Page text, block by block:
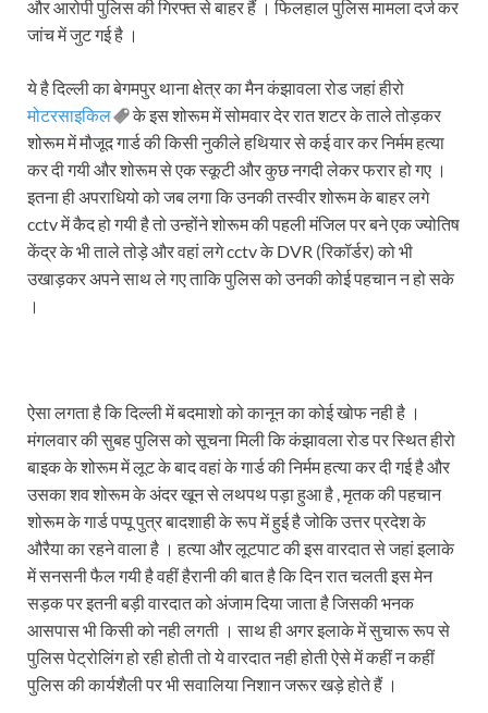
और आरोपी पुलिस की गिरफ्त से बाहर हैं । फिलहाल पुलिस मामला दर्ज कर
जांच में जुट गई है ।
ये है दिल्ली का बेगमपुर थाना क्षेत्र का मैन कंझावला रोड जहां हीरो
मोटरसाइकिल
के इस शोरूम में सोमवार देर रात शटर के ताले तोड़कर
शोरूम में मौजूद गार्ड की किसी नुकीले हथियार से कई वार कर निर्मम हत्या
कर दी गयी और शोरूम से एक स्कूटी और कुछ नगदी लेकर फरार हो गए ।
इतना ही अपराधियो को जब लगा कि उनकी तस्वीर शोरूम के बाहर लगे
cctv में कैद हो गयी है तो उन्होंने शोरूम की पहली मंजिल पर बने एक ज्योतिष
केंद्र के भी ताले तोड़े और वहां लगे cctv के DVR (रिकॉर्डर) को भी
उखाड़कर अपने साथ ले गए ताकि पुलिस को उनकी कोई पहचान न हो सके
।
ऐसा लगता है कि दिल्ली में बदमाशो को कानून का कोई खोफ नही है ।
मंगलवार की सुबह पुलिस को सूचना मिली कि कंझावला रोड पर स्थित हीरो
बाइक के शोरूम में लूट के बाद वहां के गार्ड की निर्मम हत्या कर दी गई है और
उसका शव शोरूम के अंदर खून से लथपथ पड़ा हुआ है , मृतक की पहचान
शोरूम के गार्ड पप्पू पुत्र बादशाही के रूप में हुई है जोकि उत्तर प्रदेश के
औरैया का रहने वाला है । हत्या और लूटपाट की इस वारदात से जहां इलाके
में सनसनी फैल गयी है वहीं हैरानी की बात है कि दिन रात चलती इस मेन
सड़क पर इतनी बड़ी वारदात को अंजाम दिया जाता है जिसकी भनक
आसपास भी किसी को नही लगती । साथ ही अगर इलाके में सुचारू रूप से
पुलिस पेट्रोलिंग हो रही होती तो ये वारदात नही होती ऐसे में कहीं न कहीं
पुलिस की कार्यशैली पर भी सवालिया निशान जरूर खड़े होते हैं ।